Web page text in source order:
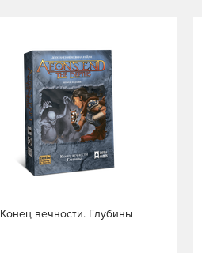
Конец вечности. Глубины